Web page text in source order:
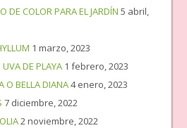
DE COLOR PARA EL JARDÍN 5 abril,
1 marzo, 2023
DE PLAYA 1 febrero, 2023
O BELLA DIANA4 enero, 2023
7 diciembre, 2022
2 noviembre, 2022